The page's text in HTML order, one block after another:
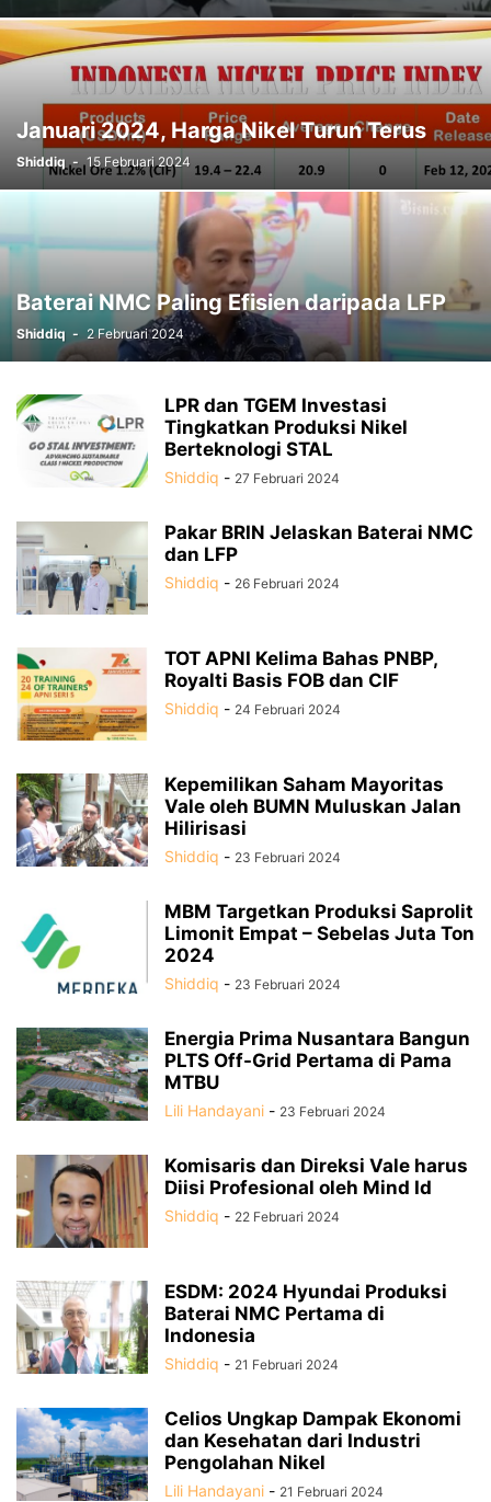
Januari 2024, Harga Nikel Turun Terus
Shiddiq - 15 Februari 2024
Baterai NMC Paling Efisien daripada LFP
Shiddiq - 2 Februari 2024
LPR dan TGEM Investasi
Tingkatkan Produksi Nikel
Berteknologi STAL
Shiddiq - 27 Februari 2024
Pakar BRIN Jelaskan Baterai NMC
dan LFP
Shiddiq - 26 Februari 2024
TOT APNI Kelima Bahas PNBP,
Royalti Basis FOB dan CIF
Shiddiq - 24 Februari 2024
Kepemilikan Saham Mayoritas
Vale oleh BUMN Muluskan Jalan
Hilirisasi
Shiddiq - 23 Februari 2024
MBM Targetkan Produksi Saprolit
Limonit Empat – Sebelas Juta Ton
2024
Shiddiq - 23 Februari 2024
Energia Prima Nusantara Bangun
PLTS Off-Grid Pertama di Pama
MTBU
Lili Handayani - 23 Februari 2024
Komisaris dan Direksi Vale harus
Diisi Profesional oleh Mind Id
Shiddiq - 22 Februari 2024
ESDM: 2024 Hyundai Produksi
Baterai NMC Pertama di
Indonesia
Shiddiq - 21 Februari 2024
Celios Ungkap Dampak Ekonomi
dan Kesehatan dari Industri
Pengolahan Nikel
Lili Handayani - 21 Februari 2024